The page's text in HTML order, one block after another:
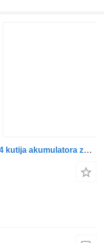
IVECO Stralis (01.02-) 98427424 kutija akumulatora za IVECO Stralis, Trakker (2002-) tegljača